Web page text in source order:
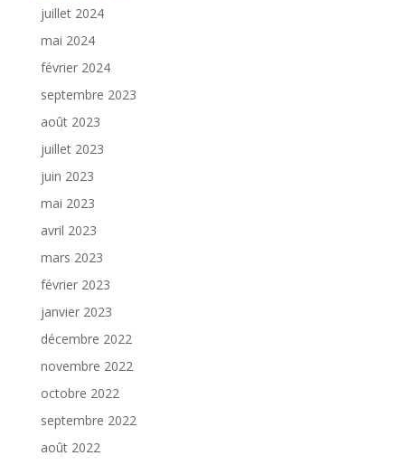
juillet 2024
mai 2024
février 2024
septembre 2023
août 2023
juillet 2023
juin 2023
mai 2023
avril 2023
mars 2023
février 2023
janvier 2023
décembre 2022
novembre 2022
octobre 2022
septembre 2022
août 2022